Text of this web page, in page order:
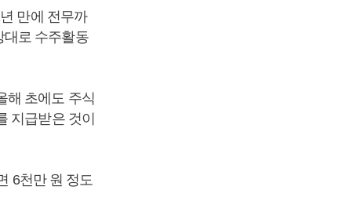
만에 전무까
대로 수주활동
해 초에도 주식
지급받은 것이
6천만 원 정도